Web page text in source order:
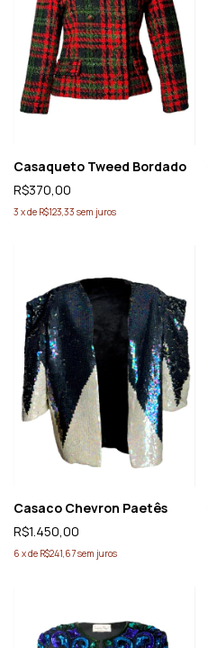
Casaqueto Tweed Bordado
R$370,00
3 xde R$123,33 sem juros
Casaco Chevron Paetês
R$1.450,00
6 xde R$241,67sem juros